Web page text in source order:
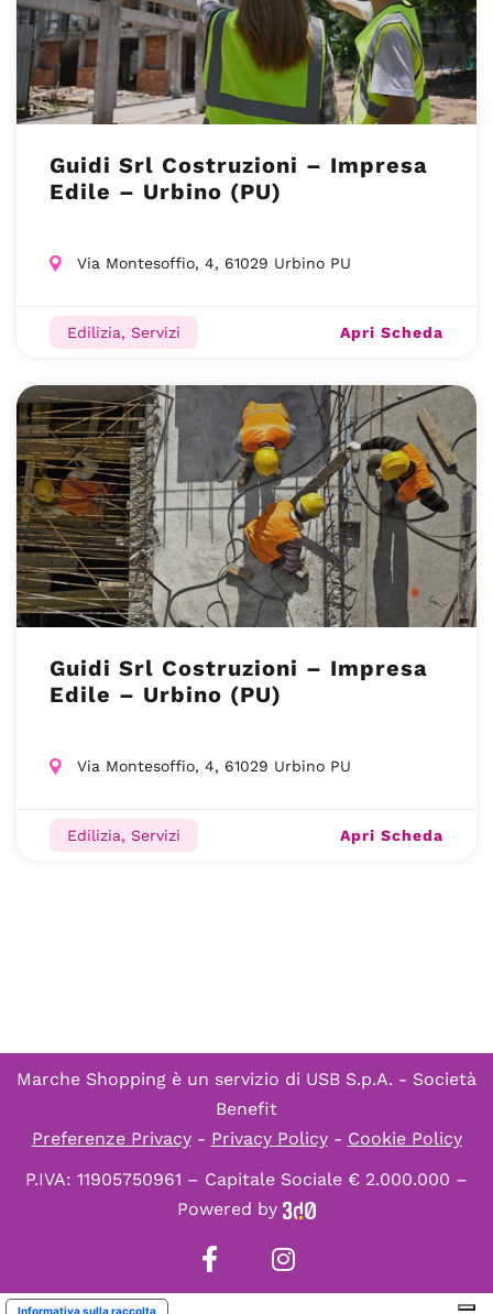
Guidi Srl Costruzioni – Impresa
Edile – Urbino (PU)
Via Montesoffio, 4, 61029 Urbino PU
Edilizia, Servizi Apri Scheda
Guidi Srl Costruzioni – Impresa
Edile – Urbino (PU)
Via Montesoffio, 4, 61029 Urbino PU
Edilizia, Servizi Apri Scheda
Marche Shopping è un servizio di USB S.p.A. - Società
Benefit
Preferenze Privacy- Privacy Policy- Cookie Policy
P.IVA: 11905750961 – Capitale Sociale € 2.000.000 –
Powered by
Informativa sulla raccolta